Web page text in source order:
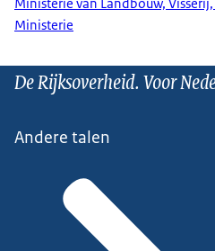
Ministerie
De Rijksoverheid. Voor
Andere talen